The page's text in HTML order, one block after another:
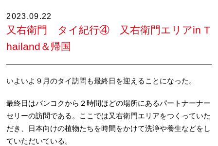
2023.09.22
又右衛門 タイ紀行④ 又右衛門エリアin T
hailand＆帰国
いよいよ９月のタイ訪問も最終日を迎えることになった。
最終日はバンコクから２時間ほどの場所にあるパートナーナー
セリーの訪問である。ここでは又右衛門エリアをつくっていた
だき、日本向けの植物たちを時間をかけて洗浄や養生などをし
ていただいている。